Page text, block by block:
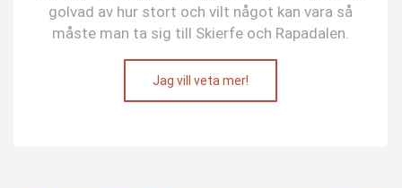
golvad av hur stort och vilt något kan vara så
måste man ta sig till Skierfe och Rapadalen.
Jag vill veta mer!